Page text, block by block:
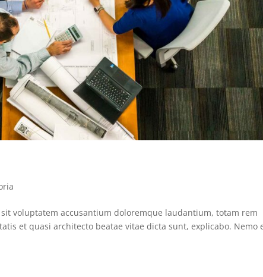
voluptatem accusantium doloremque laudantium, totam rem
et quasi architecto beatae vitae dicta sunt, explicabo. Nemo